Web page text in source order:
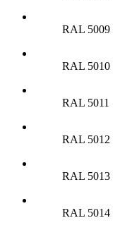
RAL 5009
RAL 5010
RAL 5011
RAL 5012
RAL 5013
RAL 5014